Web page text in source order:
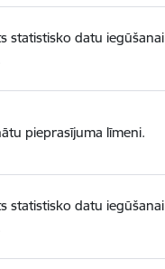
statistisko datu iegūšanai
pieprasījuma līmeni.
statistisko datu iegūšanai